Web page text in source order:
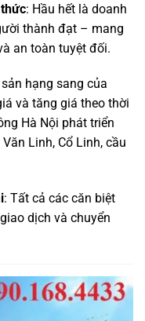
: Hầu hết là doanh
thành đạt – mang
an toàn tuyệt đối.
hạng sang của
và tăng giá theo thời
Hà Nội phát triển
Linh, Cổ Linh, cầu
: Tất cả các căn biệt
dịch và chuyển